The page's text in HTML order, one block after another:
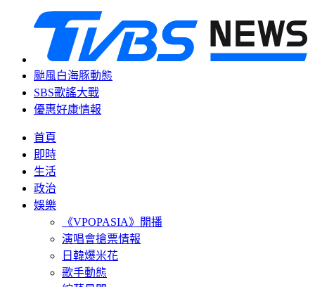
颱風白海豚動態
SBS歌謠大戰
優惠好康情報
首頁
即時
生活
政治
娛樂
《VPOPASIA》開播
演唱會搶票情報
日韓爆米花
歌手動態